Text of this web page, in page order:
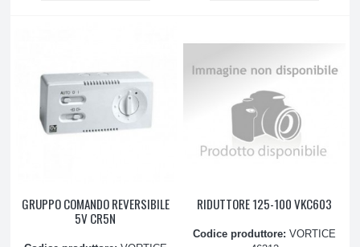
GRUPPO COMANDO REVERSIBILE
5V CR5N
RIDUTTORE 125-100 VKC603
Codice produttore:VORTICE